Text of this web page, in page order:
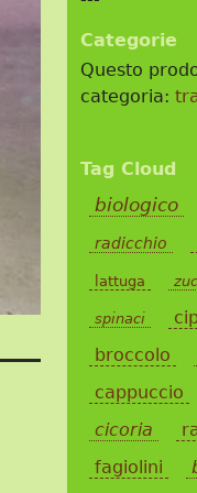
Categorie
Questo
categoria:
Tag Cloud
biologico
radicchio
lattuga
spinaci
broccolo
cappuccio
cicoria
fagiolini